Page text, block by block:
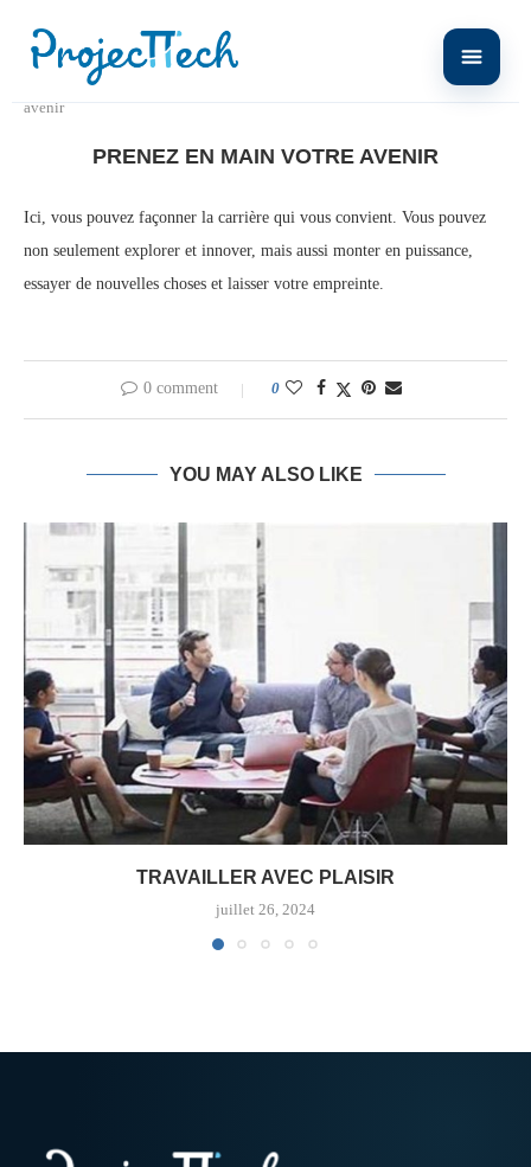
Prenez en main votre
avenir
PRENEZ EN MAIN VOTRE AVENIR
Ici, vous pouvez façonner la carrière qui vous convient. Vous pouvez
non seulement explorer et innover, mais aussi monter en puissance,
essayer de nouvelles choses et laisser votre empreinte.
0 comment 0
YOU MAY ALSO LIKE
TRAVAILLER AVEC PLAISIR
juillet 26, 2024